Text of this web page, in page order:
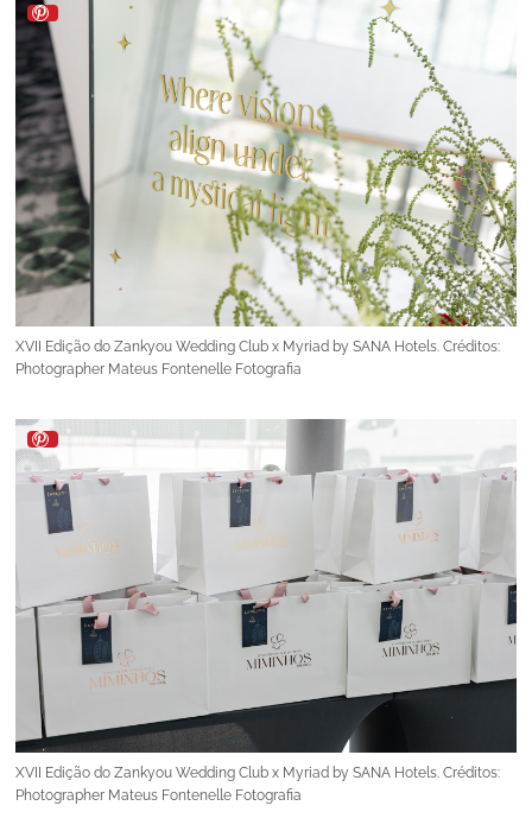
XVII Edição do Zankyou Wedding Club x Myriad by SANA Hotels. Créditos:
Photographer Mateus Fontenelle Fotografia
XVII Edição do Zankyou Wedding Club x Myriad by SANA Hotels. Créditos:
Photographer Mateus Fontenelle Fotografia